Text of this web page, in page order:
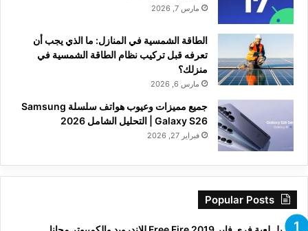
مارس 7, 2026
الطاقة الشمسية في المنازل: ما الذي يجب أن
تعرفه قبل تركيب نظام الطاقة الشمسية في
منزلك؟
مارس 6, 2026
جميع مميزات وعيوب هواتف سلسلة Samsung
Galaxy S26 | التحليل الشامل 2026
فبراير 27, 2026
Popular Posts